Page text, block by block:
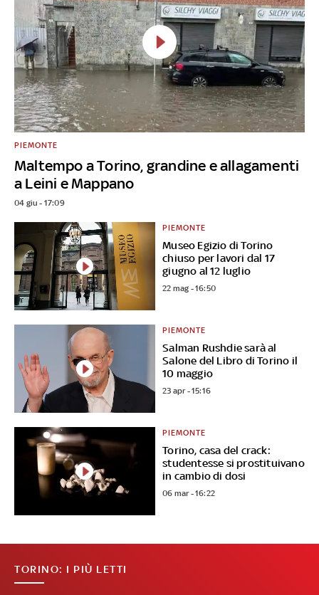
Maltempo a Torino, grandine e allagamenti
a Leini e Mappano
PIEMONTE
04 giu - 17:09
Museo Egizio di Torino
chiuso per lavori dal 17
giugno al 12 luglio
PIEMONTE
22 mag - 16:50
Salman Rushdie sarà al
Salone del Libro di Torino il
10 maggio
PIEMONTE
23 apr - 15:16
Torino, casa del crack:
studentesse si prostituivano
in cambio di dosi
PIEMONTE
06 mar - 16:22
TORINO: I PIÙ LETTI